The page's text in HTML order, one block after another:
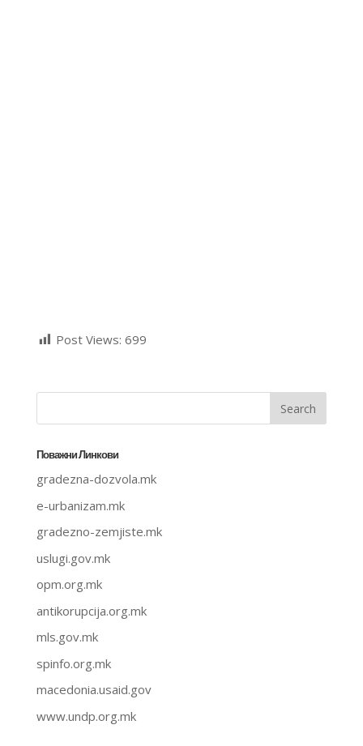
Post Views: 699
Поважни Линкови
gradezna-dozvola.mk
e-urbanizam.mk
gradezno-zemjiste.mk
uslugi.gov.mk
opm.org.mk
antikorupcija.org.mk
mls.gov.mk
spinfo.org.mk
macedonia.usaid.gov
www.undp.org.mk